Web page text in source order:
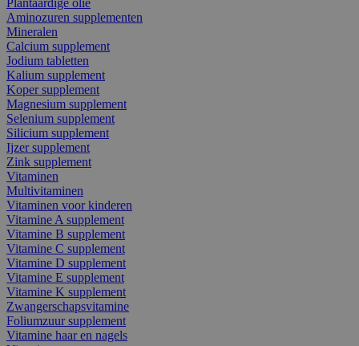
Aminozuren supplementen
Mineralen
Calcium supplement
Jodium tabletten
Kalium supplement
Koper supplement
Magnesium supplement
Selenium supplement
Silicium supplement
Ijzer supplement
Zink supplement
Vitaminen
Multivitaminen
Vitaminen voor kinderen
Vitamine A supplement
Vitamine B supplement
Vitamine C supplement
Vitamine D supplement
Vitamine E supplement
Vitamine K supplement
Zwangerschapsvitamine
Foliumzuur supplement
Vitamine haar en nagels